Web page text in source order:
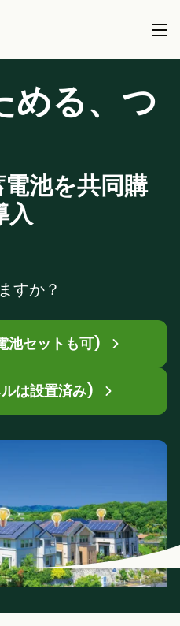
入事業
＋蓄電池
める、つ
池を共同購
入
すか？
池セットも可)
は設置済み)